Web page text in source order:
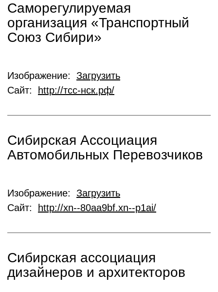
Саморегулируемая
организация «Транспортный
Союз Сибири»
Изображение: Загрузить
Сайт:
http://тсс-нск.рф/
Сибирская Ассоциация
Автомобильных Перевозчиков
Изображение: Загрузить
Сайт:
http://xn--80aa9bf.xn--p1ai/
Сибирская ассоциация
дизайнеров и архитекторов